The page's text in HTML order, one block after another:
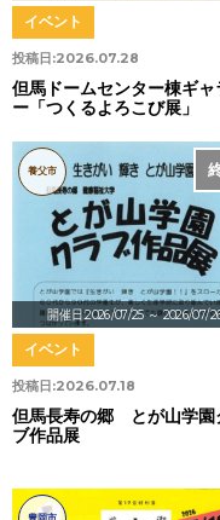
投稿日:2026.07.28
イベント
但馬ドームセンター棟ギャ
ー「つくるよろこび展」
開催日:2026/07/25 ～ 2026/07/
養父市
投稿日:2026.07.18
イベント
但馬長寿の郷 とが山学園
ブ作品展